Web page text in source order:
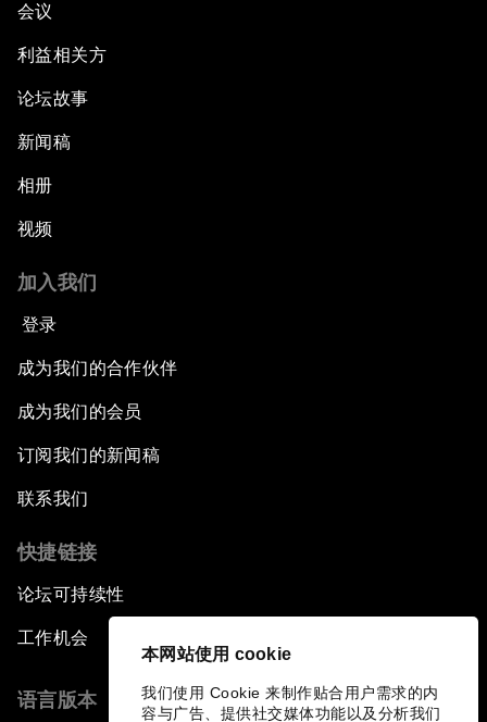
本网站使用 cookie
我们使用 Cookie 来制作贴合用户需求的内
容与广告、提供社交媒体功能以及分析我们
会议
利益相关方
论坛故事
新闻稿
相册
视频
加入我们
登录
成为我们的合作伙伴
成为我们的会员
订阅我们的新闻稿
联系我们
快捷链接
论坛可持续性
工作机会
语言版本